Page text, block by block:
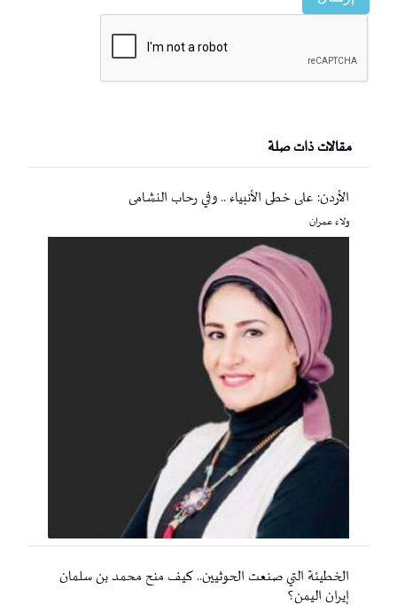
مقالات ذات صلة
الأردن: على خطى الأنبياء .. وفي رحاب النشامى
ولاء عمران
الخطيئة التي صنعت الحوثيين.. كيف منح محمد بن سلمان
إيران اليمن؟